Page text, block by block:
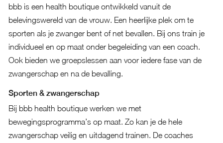
bbb is een health boutique ontwikkeld vanuit de
belevingswereld van de vrouw. Een heerlijke plek om te
sporten als je zwanger bent of net bevallen. Bij ons train je
individueel en op maat onder begeleiding van een coach.
Ook bieden we groepslessen aan voor iedere fase van de
zwangerschap en na de bevalling.
Sporten & zwangerschap
Bij bbb health boutique werken we met
bewegingsprogramma’s op maat. Zo kan je de hele
zwangerschap veilig en uitdagend trainen. De coaches